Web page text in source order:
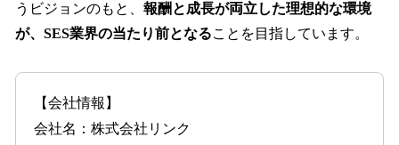
うビジョンのもと、 報酬と成長が両立した理想的な環境
が、SES業界の当たり前となることを目指しています。
【会社情報】
会社名：株式会社リンク